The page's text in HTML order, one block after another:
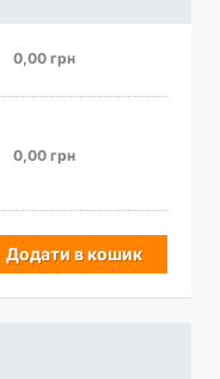
0,00 грн
0,00 грн
Додати в кошик